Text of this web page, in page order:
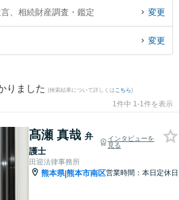
』『初回相談無料で相続財産調査・鑑定を法律相
士に相談予約したい』などでお困りの相談者さん
、相続財産調査・鑑定 変更
変更
りました (検索結果について詳しくは こちら)
1件中 1-1件を表示
髙瀬 真哉 弁
護士
インタビューを
見る
田迎法律事務所
熊本県|熊本市南区営業時間：本日定休日